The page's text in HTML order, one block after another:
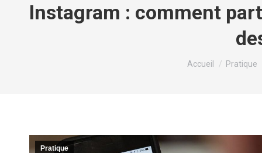
Instagram : comment
Vous êtes ici :
Accueil Pratique
Pratique